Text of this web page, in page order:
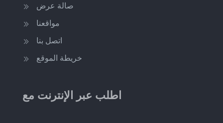
صالة عرض
مواقعنا
اتصل بنا
خريطة الموقع
اطلب عبر الإنترنت مع